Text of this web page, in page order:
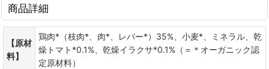
商品詳細
【原材
料】
鶏肉*（枝肉*、肉*、レバー*）35%、小麦*、ミネラル、乾
燥トマト*0.1%、乾燥イラクサ*0.1%（＝＊オーガニック認
定原材料）